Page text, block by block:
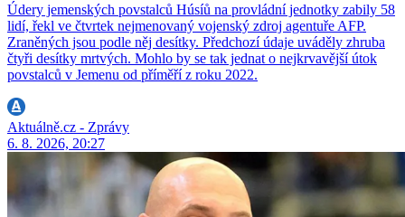
Údery jemenských povstalců Húsíů na provládní jednotky zabily 58
lidí, řekl ve čtvrtek nejmenovaný vojenský zdroj agentuře AFP.
Zraněných jsou podle něj desítky. Předchozí údaje uváděly zhruba
čtyři desítky mrtvých. Mohlo by se tak jednat o nejkrvavější útok
povstalců v Jemenu od příměří z roku 2022.
Aktuálně.cz - Zprávy
6. 8. 2026, 20:27